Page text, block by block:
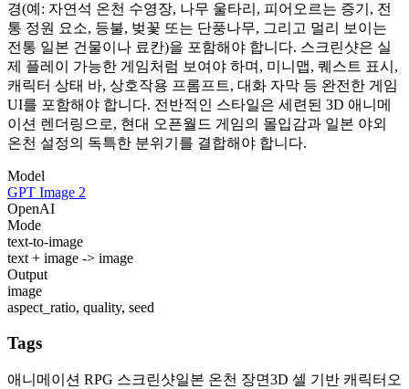
경(예: 자연석 온천 수영장, 나무 울타리, 피어오르는 증기, 전
통 정원 요소, 등불, 벚꽃 또는 단풍나무, 그리고 멀리 보이는
전통 일본 건물이나 료칸)을 포함해야 합니다. 스크린샷은 실
제 플레이 가능한 게임처럼 보여야 하며, 미니맵, 퀘스트 표시,
캐릭터 상태 바, 상호작용 프롬프트, 대화 자막 등 완전한 게임
UI를 포함해야 합니다. 전반적인 스타일은 세련된 3D 애니메
이션 렌더링으로, 현대 오픈월드 게임의 몰입감과 일본 야외
온천 설정의 독특한 분위기를 결합해야 합니다.
Model
GPT Image 2
OpenAI
Mode
text-to-image
text + image -> image
Output
image
aspect_ratio, quality, seed
Tags
애니메이션 RPG 스크린샷일본 온천 장면3D 셀 기반 캐릭터 오